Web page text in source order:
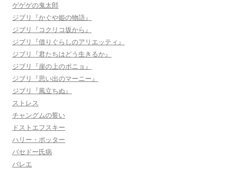
ゲゲゲの鬼太郎
ジブリ『かぐや姫の物語』
ジブリ『コクリコ坂から』
ジブリ『借りぐらしのアリエッティ』
ジブリ『君たちはどう生きるか』
ジブリ『崖の上のポニョ』
ジブリ『思い出のマーニー』
ジブリ『風立ちぬ』
ストレス
チャングムの誓い
ドストエフスキー
ハリー・ポッター
バセドー氏病
バレエ